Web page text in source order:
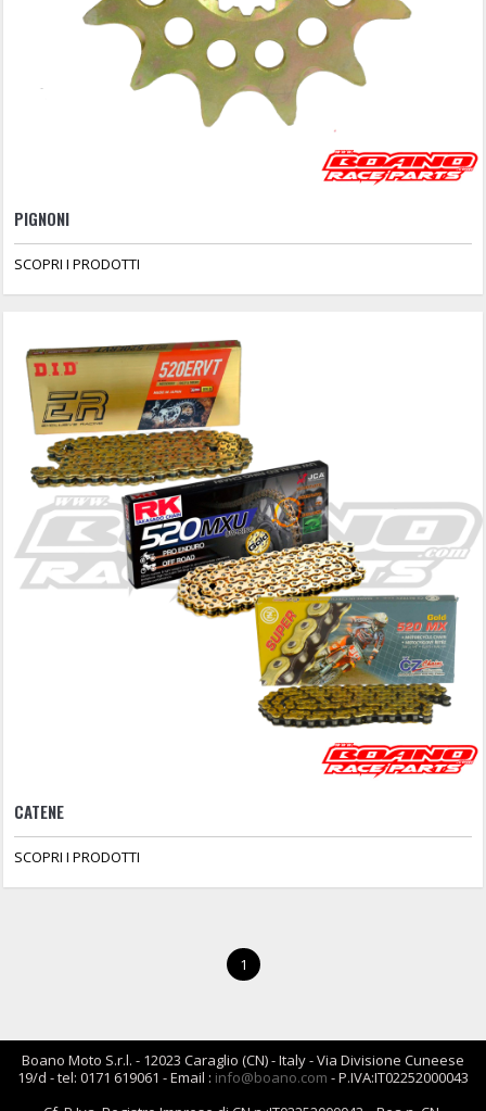
PIGNONI
SCOPRI I PRODOTTI
CATENE
SCOPRI I PRODOTTI
1
Boano Moto S.r.l. - 12023 Caraglio (CN) - Italy - Via Divisione Cuneese
19/d - tel: 0171 619061 - Email : info@boano.com - P.IVA:IT02252000043